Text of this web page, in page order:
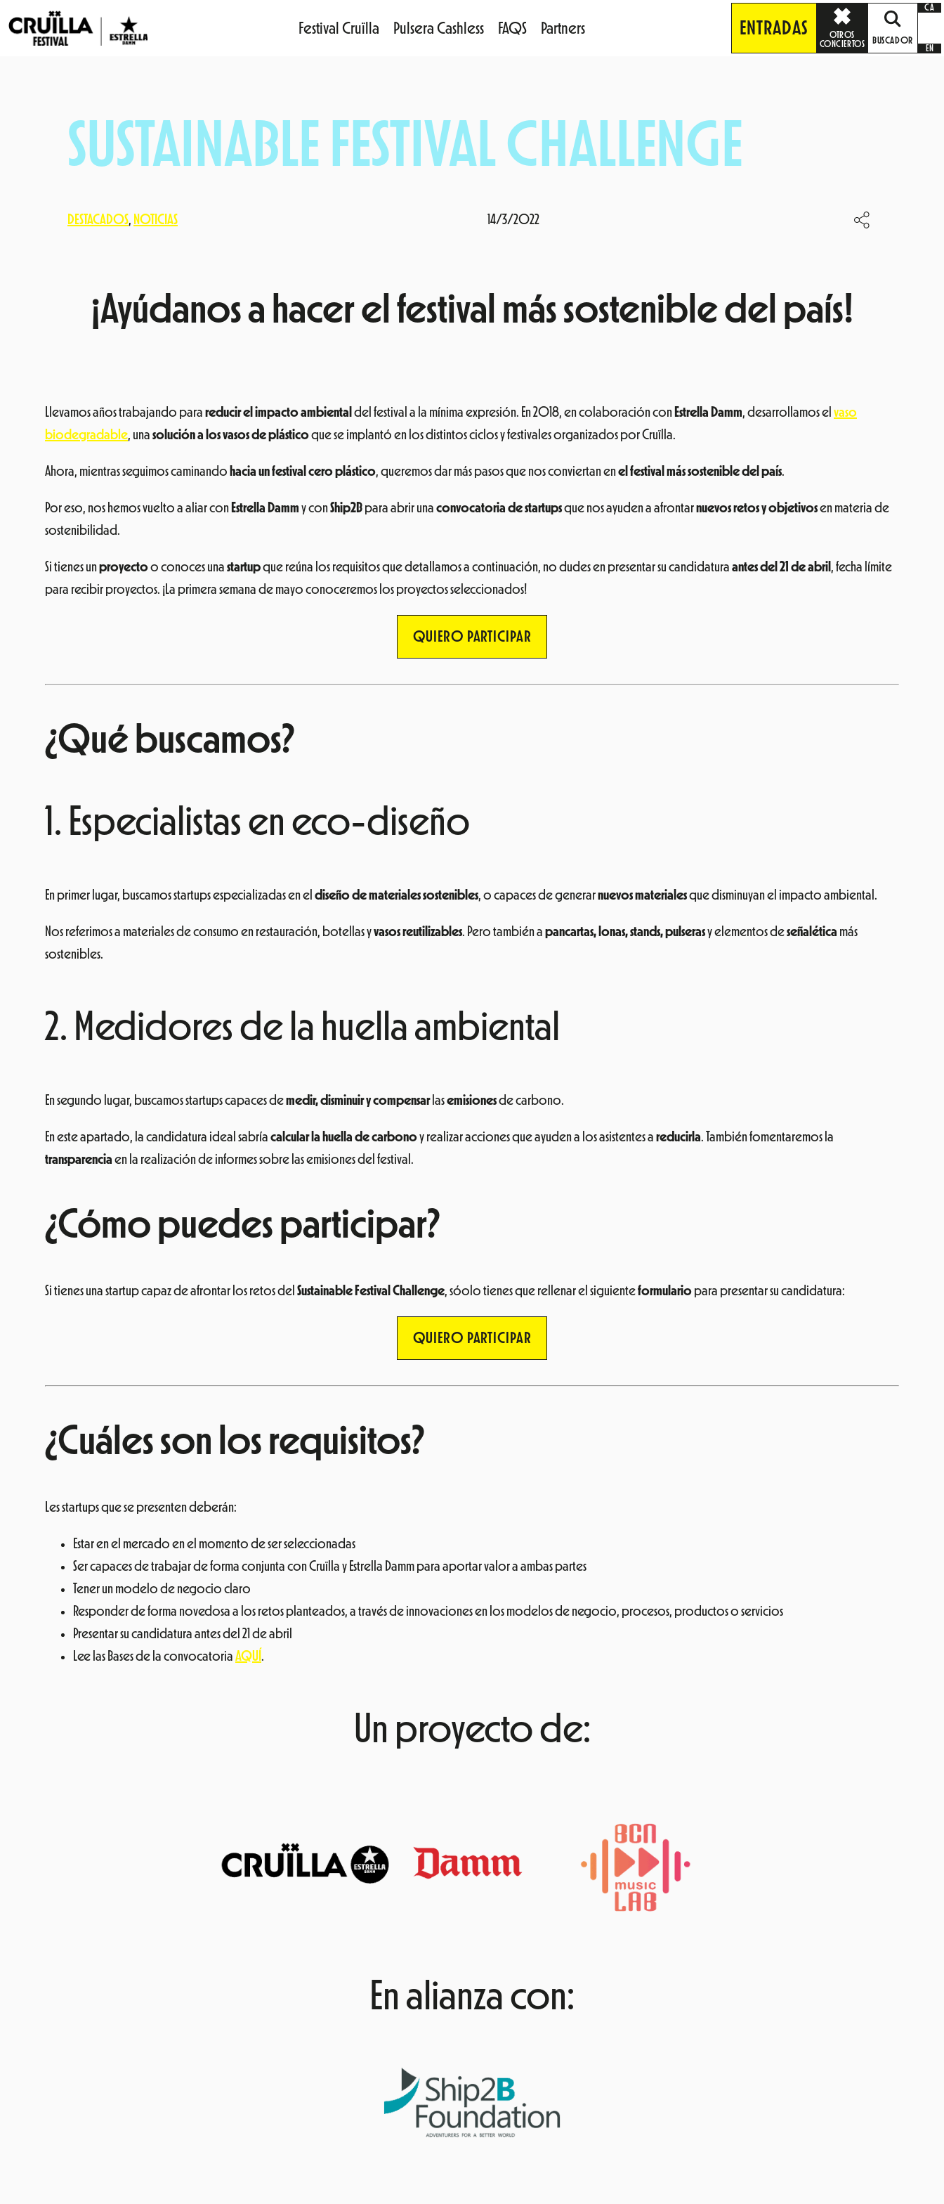
Festival Cruïlla Pulsera Cashless FAQS Partners ENTRADAS
OTROS
CONCIERTOS
BUSCADOR
CA
EN
SUSTAINABLE FESTIVAL CHALLENGE
DESTACADOS, NOTICIAS 14/3/2022
¡Ayúdanos a hacer el festival más sostenible del país!
Llevamos años trabajando para reducir el impacto ambiental del festival a la mínima expresión. En 2018, en colaboración con Estrella Damm, desarrollamos el vaso
biodegradable, una solución a los vasos de plásticoque se implantó en los distintos ciclos y festivales organizados por Cruïlla.
Ahora, mientras seguimos caminando hacia un festival cero plástico, queremos dar más pasos que nos conviertan enel festival más sostenible del país.
Por eso, nos hemos vuelto a aliar con Estrella Damm y conShip2B para abrir una convocatoria de startupsque nos ayuden a afrontarnuevos retos y objetivosen materia de
sostenibilidad.
Si tienes unproyectoo conoces una startupque reúna los requisitos que detallamos a continuación, no dudes en presentar su candidatura antes del 21 de abril , fecha límite
para recibir proyectos. ¡La primera semana de mayo conoceremos los proyectos seleccionados!
QUIERO PARTICIPAR
¿Qué buscamos?
1. Especialistas en eco-diseño
En primer lugar, buscamos startups especializadas en el diseño de materiales sostenibles, o capaces de generarnuevos materialesque disminuyan el impacto ambiental.
Nos referimos a materiales de consumo en restauración, botellas yvasos reutilizables. Pero también a pancartas, lonas, stands, pulserasy elementos deseñalética más
sostenibles.
2. Medidores de la huella ambiental
En segundo lugar, buscamos startups capaces demedir, disminuir y compensarlasemisionesde carbono.
En este apartado, la candidatura ideal sabría calcular la huella de carbonoy realizar acciones que ayuden a los asistentes a reducirla. También fomentaremos la
transparencia en la realización de informes sobre las emisiones del festival.
¿Cómo puedes participar?
Si tienes una startup capaz de afrontar los retos del Sustainable Festival Challenge, sóolo tienes que rellenar el siguienteformulario para presentar su candidatura:
QUIERO PARTICIPAR
¿Cuáles son los requisitos?
Les startups que se presenten deberán:
Estar en el mercado en el momento de ser seleccionadas
Ser capaces de trabajar de forma conjunta con Cruïlla y Estrella Damm para aportar valor a ambas partes
Tener un modelo de negocio claro
Responder de forma novedosa a los retos planteados, a través de innovaciones en los modelos de negocio, procesos, productos o servicios
Presentar su candidatura antes del 21 de abril
Lee las Bases de la convocatoria AQUÍ .
Un proyecto de:
En alianza con: